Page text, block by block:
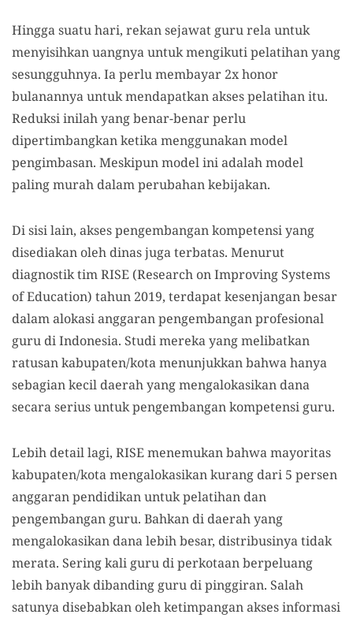
Hingga suatu hari, rekan sejawat guru rela untuk
menyisihkan uangnya untuk mengikuti pelatihan yang
sesungguhnya. Ia perlu membayar 2x honor
bulanannya untuk mendapatkan akses pelatihan itu.
Reduksi inilah yang benar-benar perlu
dipertimbangkan ketika menggunakan model
pengimbasan. Meskipun model ini adalah model
paling murah dalam perubahan kebijakan.
Di sisi lain, akses pengembangan kompetensi yang
disediakan oleh dinas juga terbatas. Menurut
diagnostik tim RISE (Research on Improving Systems
of Education) tahun 2019, terdapat kesenjangan besar
dalam alokasi anggaran pengembangan profesional
guru di Indonesia. Studi mereka yang melibatkan
ratusan kabupaten/kota menunjukkan bahwa hanya
sebagian kecil daerah yang mengalokasikan dana
secara serius untuk pengembangan kompetensi guru.
Lebih detail lagi, RISE menemukan bahwa mayoritas
kabupaten/kota mengalokasikan kurang dari 5 persen
anggaran pendidikan untuk pelatihan dan
pengembangan guru. Bahkan di daerah yang
mengalokasikan dana lebih besar, distribusinya tidak
merata. Sering kali guru di perkotaan berpeluang
lebih banyak dibanding guru di pinggiran. Salah
satunya disebabkan oleh ketimpangan akses informasi